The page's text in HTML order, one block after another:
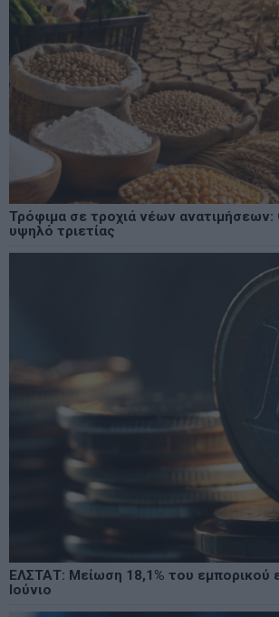
Τρόφιμα σε τροχιά νέων ανατιμήσεων:
υψηλό τριετίας
ΕΛΣΤΑΤ: Μείωση 18,1% του εμπορικού
Ιούνιο